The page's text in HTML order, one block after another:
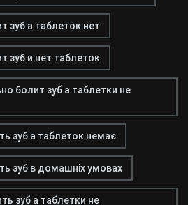
зуб а таблеток нет
зуб и нет таблеток
болит зуб а таблетки не
зуб а таблеток немає
зуб в домашніх умовах
зуб а таблетки не